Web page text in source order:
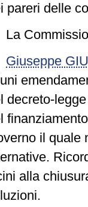
pareri delle
Giuseppe
decreto-
il quale
alla